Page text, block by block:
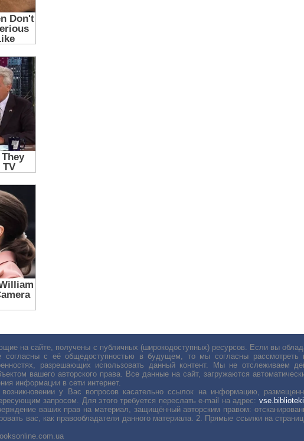
на сайте, получены с публичных (широкодоступных) ресурсов. Если вы
с её общедоступностью в будущем, то мы согласны рассмотреть
разрешающих использовать данный контент. Мы не отслеживаем
вашего авторского права. Все данные на сайт, загружаются
информации в сети интернет.
у Вас вопросов касательно ссылок на информацию,
запросом. Для этого требуется переслать е-mail на адрес:
ваших прав на материал, защищённый авторским правом:
вас, как правообладателя данного материала. 2. Прямые ссылки на